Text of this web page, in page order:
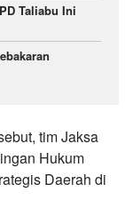
Taliabu Ini
tim Jaksa
Hukum
Daerah di